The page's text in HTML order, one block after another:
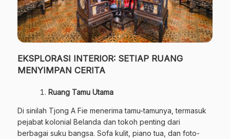
EKSPLORASI INTERIOR: SETIAP RUANG
MENYIMPAN CERITA
Ruang Tamu Utama
Di sinilah Tjong A Fie menerima tamu-tamunya, termasuk
pejabat kolonial Belanda dan tokoh penting dari
berbagai suku bangsa. Sofa kulit, piano tua, dan foto-